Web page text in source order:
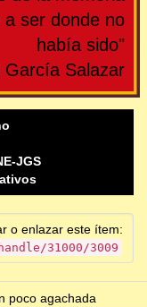
ser donde no
había sido"
García Salazar
JGS
o enlazar este ítem:
31000/3009
poco agachada